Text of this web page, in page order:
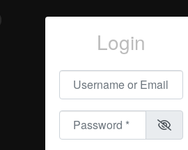
Login
Username or Email
Password